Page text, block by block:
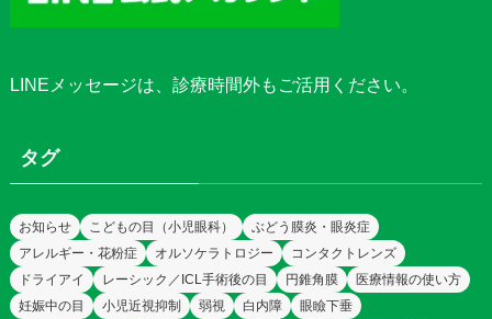
LINEメッセージは、診療時間外もご活用ください。
タグ
お知らせ こどもの目（小児眼科）
ぶどう膜炎・眼炎症
アレルギー・花粉症
オルソケラトロジー
コンタクトレンズ
ドライアイ
レーシック／ICL手術後の目 円錐角膜
医療情報の使い方
妊娠中の目
小児近視抑制 弱視 白内障
眼瞼下垂